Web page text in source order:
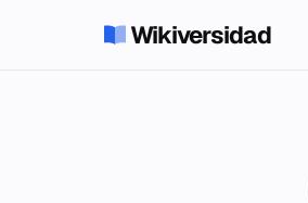
Wikiversidad